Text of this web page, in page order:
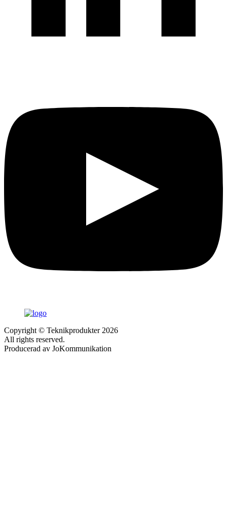
Copyright © Teknikprodukter 2026
All rights reserved.
Producerad av JoKommunikation